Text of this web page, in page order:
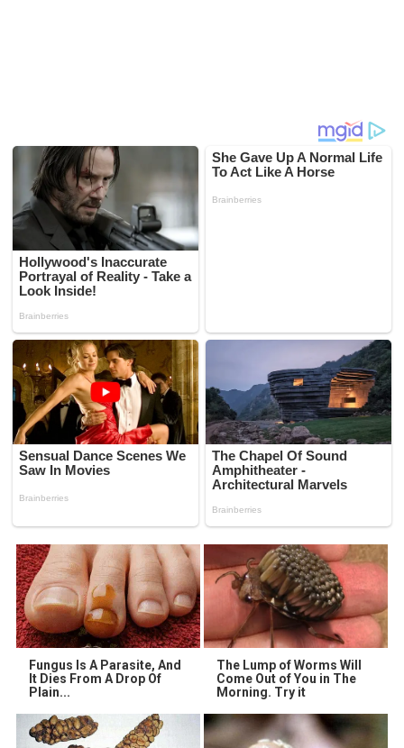
Fungus Is A Parasite, And
It Dies From A Drop Of
Plain...
The Lump of Worms Will
Come Out of You in The
Morning. Try it